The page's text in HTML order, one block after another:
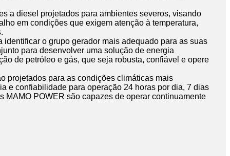
a diesel projetados para ambientes severos, visando
em condições que exigem atenção à temperatura,
identificar o grupo gerador mais adequado para as suas
para desenvolver uma solução de energia
de petróleo e gás, que seja robusta, confiável e opere
projetados para as condições climáticas mais
e confiabilidade para operação 24 horas por dia, 7 dias
MAMO POWER são capazes de operar continuamente